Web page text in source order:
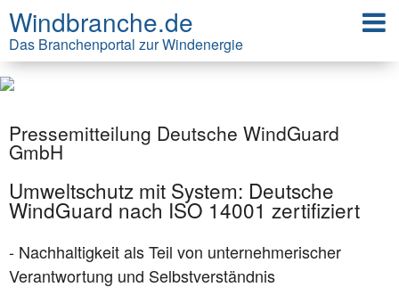
Windbranche.de
Das Branchenportal zur Windenergie
Pressemitteilung Deutsche WindGuard
GmbH
Umweltschutz mit System: Deutsche
WindGuard nach ISO 14001 zertifiziert
- Nachhaltigkeit als Teil von unternehmerischer
Verantwortung und Selbstverständnis